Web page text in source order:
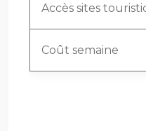
Accès sites
Coût semaine